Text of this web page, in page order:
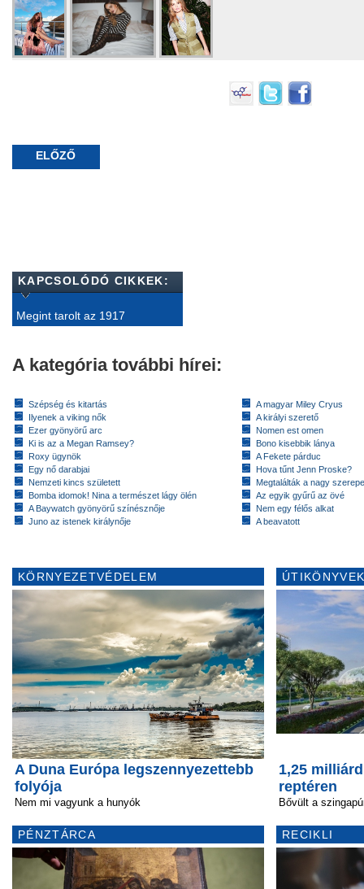
ELŐZŐ
KAPCSOLÓDÓ CIKKEK:
Megint tarolt az 1917
A kategória további hírei:
Szépség és kitartás
Ilyenek a viking nők
Ezer gyönyörű arc
Ki is az a Megan Ramsey?
Roxy ügynök
Egy nő darabjai
Nemzeti kincs született
Bomba idomok! Nina a természet lágy ölén
A Baywatch gyönyörű színésznője
Juno az istenek királynője
A magyar Miley Cryus
A királyi szerető
Nomen est omen
Bono kisebbik lánya
A Fekete párduc
Hova tűnt Jenn Proske?
Megtalálták a nagy
Az egyik gyűrű az övé
Nem egy félős alkat
A beavatott
KÖRNYEZETVÉDELEM
A Duna Európa legszennyezettebb
folyója
Nem mi vagyunk a hunyók
PÉNZTÁRCA
1,25
reptéren
Bővült a
RECIKLI